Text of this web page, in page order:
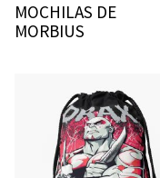
MOCHILAS DE
MORBIUS